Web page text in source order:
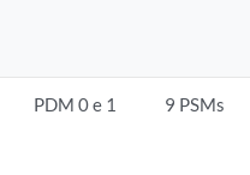
PDM 0 e 1 9 PSMs